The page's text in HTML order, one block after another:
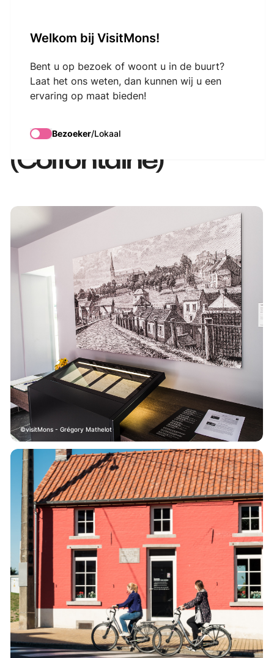
Welkom bij VisitMons!
Bent u op bezoek of woont u in de buurt?
Laat het ons weten, dan kunnen wij u een
ervaring op maat bieden!
Bezoeker/Lokaal
Huis Van Gogh -
Petit-Wasmes
(Colfontaine)
visitMons - Grégory Mathelot